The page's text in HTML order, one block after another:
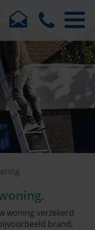
woning verzekerd
brand,